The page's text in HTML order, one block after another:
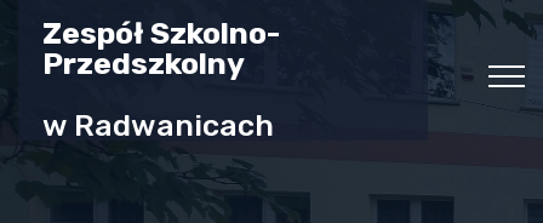
Zespół Szkolno-
Przedszkolny
w Radwanicach